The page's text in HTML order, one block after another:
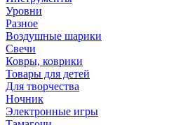
Уровни
Разное
Воздушные шарики
Свечи
Ковры, коврики
Товары для детей
Для творчества
Ночник
Электронные игры